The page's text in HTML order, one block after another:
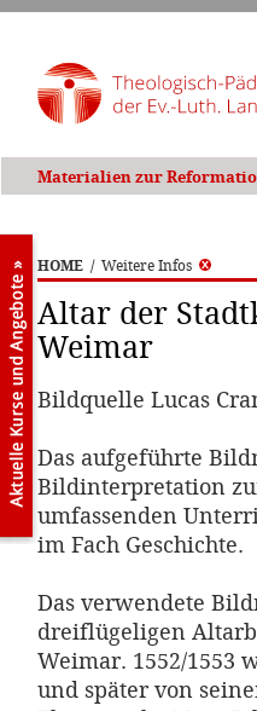
Materialien zur
HOME / Weitere Infos
Altar der
Weimar
Bildquelle Lucas
Das aufgeführte
Bildinterpretation
umfassenden
im Fach Geschichte.
Das verwendete
dreiflügeligen
Weimar. 1552/1553
und später von